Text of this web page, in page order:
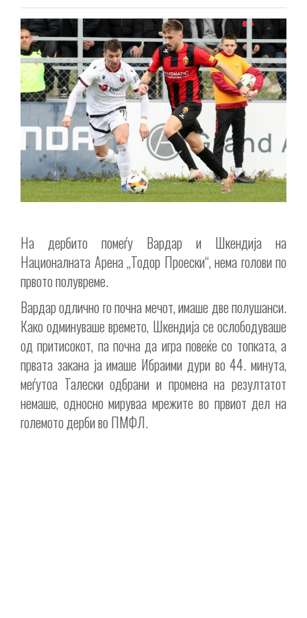
На дербито помеѓу Вардар и Шкендија на
Националната Арена „Тодор Проески“, нема голови по
првото полувреме.
Вардар одлично го почна мечот, имаше две полушанси.
Како одминуваше времето, Шкендија се ослободуваше
од притисокот, па почна да игра повеќе со топката, а
првата закана ја имаше Ибраими дури во 44. минута,
меѓутоа Талески одбрани и промена на резултатот
немаше, односно мируваа мрежите во првиот дел на
големото дерби во ПМФЛ.